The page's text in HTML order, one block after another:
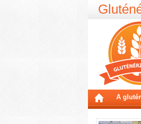
A